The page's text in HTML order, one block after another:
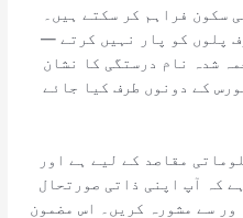
سکون فراہم کر سکتے ہیں۔
پلوں کو پار نہیں کرتے —
شدہ نام درستگی کا نشان
کے دونوں طرف کیا جائے
مقاصد کے لیے ہے اور
کہ آپ اپنی ذاتی صورتحال
سے مشورہ کریں۔ اس مضمون